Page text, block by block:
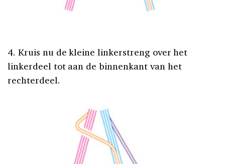
4. Kruis nu de kleine linkerstreng over het
linkerdeel tot aan de binnenkant van het
rechterdeel.